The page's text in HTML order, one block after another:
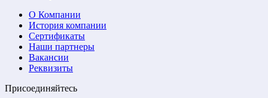
О Компании
История компании
Сертификаты
Наши партнеры
Вакансии
Реквизиты
Присоединяйтесь